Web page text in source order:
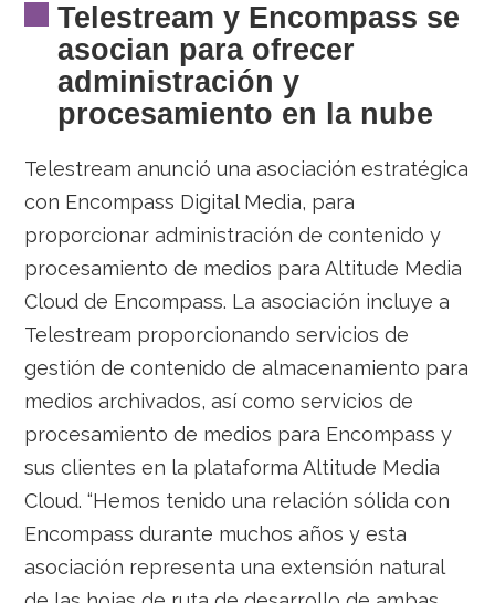
Telestream y Encompass se
asocian para ofrecer
administración y
procesamiento en la nube
Telestream anunció una asociación estratégica
con Encompass Digital Media, para
proporcionar administración de contenido y
procesamiento de medios para Altitude Media
Cloud de Encompass. La asociación incluye a
Telestream proporcionando servicios de
gestión de contenido de almacenamiento para
medios archivados, así como servicios de
procesamiento de medios para Encompass y
sus clientes en la plataforma Altitude Media
Cloud. “Hemos tenido una relación sólida con
Encompass durante muchos años y esta
asociación representa una extensión natural